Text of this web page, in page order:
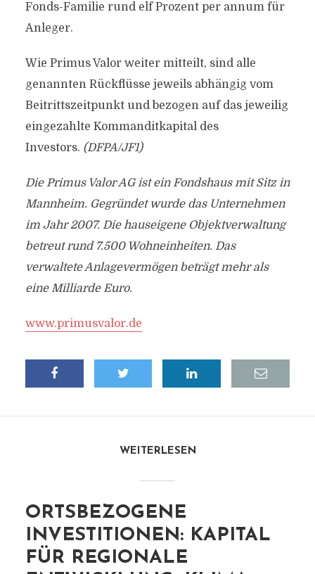
Fonds-Familie rund elf Prozent per annum für
Anleger.
Wie Primus Valor weiter mitteilt, sind alle
genannten Rückflüsse jeweils abhängig vom
Beitrittszeitpunkt und bezogen auf das jeweilig
eingezahlte Kommanditkapital des
Investors. (DFPA/JF1)
Die Primus Valor AG ist ein Fondshaus mit Sitz in
Mannheim. Gegründet wurde das Unternehmen
im Jahr 2007. Die hauseigene Objektverwaltung
betreut rund 7.500 Wohneinheiten. Das
verwaltete Anlagevermögen beträgt mehr als
eine Milliarde Euro.
www.primusvalor.de
WEITERLESEN
ORTSBEZOGENE
INVESTITIONEN: KAPITAL
FÜR REGIONALE